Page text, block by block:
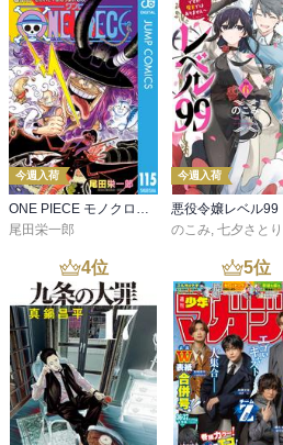
今週入荷
ONE PIECE モノクロ版 115
尾田栄一郎
今週入荷
のこみ, 七夕さとり
4位 5位